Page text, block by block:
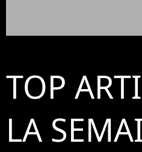
TOP
LA